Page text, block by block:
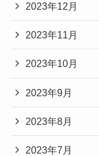
2023年12月
2023年11月
2023年10月
2023年9月
2023年8月
2023年7月